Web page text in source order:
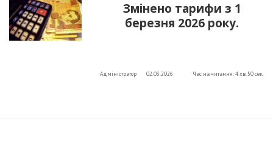
Змінено тарифи з 1
березня 2026 року.
Адміністратор 02.03.2026 Час на читання: 4 хв. 50 сек.